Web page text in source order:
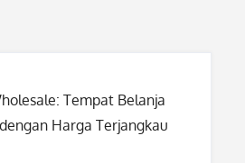
Tempat Belanja
Harga Terjangkau